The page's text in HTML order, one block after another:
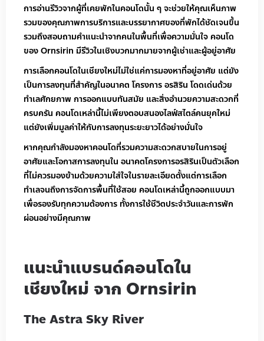
การอ่านรีวิวจากผู้ที่เคยพักในคอนโดนั้น ๆ จะช่วยให้คุณเห็นภาพ
รวมของคุณภาพการบริการและบรรยากาศของที่พักได้ชัดเจนขึ้น
รวมถึงสอบถามคำแนะนำจากคนในพื้นที่เพื่อความมั่นใจ คอนโด
ของ Ornsirin มีรีวิวในเชิงบวกมากมายจากผู้เช่าและผู้อยู่อาศัย
การเลือกคอนโดในเชียงใหม่ไม่ใช่แค่การมองหาที่อยู่อาศัย แต่ยัง
เป็นการลงทุนที่สำคัญในอนาคต โครงการ อรสิริน โดดเด่นด้วย
ทำเลศักยภาพ การออกแบบทันสมัย และสิ่งอำนวยความสะดวกที่
ครบครัน คอนโดเหล่านี้ไม่เพียงตอบสนองไลฟ์สไตล์คนยุคใหม่
แต่ยังเพิ่มมูลค่าให้กับการลงทุนระยะยาวได้อย่างมั่นใจ
หากคุณกำลังมองหาคอนโดที่รวมความสะดวกสบายในการอยู่
อาศัยและโอกาสการลงทุนใน อนาคตโครงการอรสิรินเป็นตัวเลือก
ที่ไม่ควรมองข้ามด้วยความใส่ใจในรายละเอียดตั้งแต่การเลือก
ทำเลจนถึงการจัดการพื้นที่ใช้สอย คอนโดเหล่านี้ถูกออกแบบมา
เพื่อรองรับทุกความต้องการ ทั้งการใช้ชีวิตประจำวันและการพัก
ผ่อนอย่างมีคุณภาพ
แนะนำแบรนด์คอนโดใน
เชียงใหม่ จาก Ornsirin
The Astra Sky River